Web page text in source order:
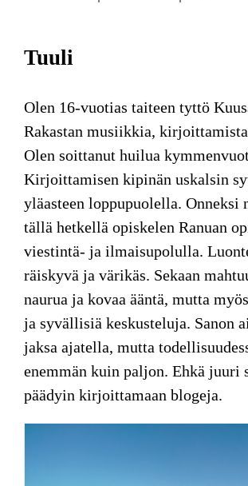
Tuuli
Olen 16-vuotias taiteen tyttö
Rakastan musiikkia,
Olen soittanut huilua
Kirjoittamisen kipinän uskalsin
yläasteen loppupuolella. Onneksi
tällä hetkellä opiskelen Ranuan
viestintä- ja ilmaisupolulla.
räiskyvä ja värikäs. Sekaan
naurua ja kovaa ääntä, mutta
ja syvällisiä keskusteluja. Sanon
jaksa ajatella, mutta
enemmän kuin paljon. Ehkä juuri
päädyin kirjoittamaan blogeja.